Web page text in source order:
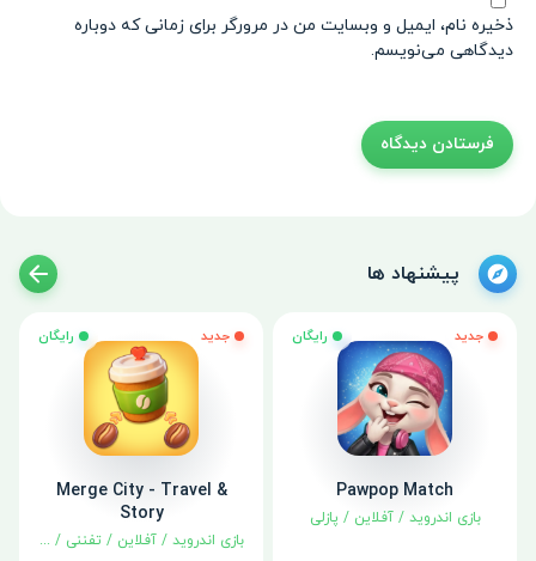
ذخیره نام، ایمیل و وبسایت من در مرورگر برای زمانی که دوباره
دیدگاهی می‌نویسم.
پیشنهاد ها
جدید رایگان
Pawpop Match
بازی اندروید /آفلاین / پازلی
جدید رایگان
Merge City - Travel &
Story
بازی اندروید / آفلاین / تفننی / شبیه